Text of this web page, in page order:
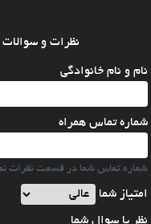
نظرات و سوالات
نام و نام خانوادگی
شماره تماس همراه
شماره تماس شما در قسمت نظرات
امتیاز شما
نظر یا سوال شما